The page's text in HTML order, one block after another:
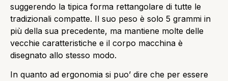
suggerendo la tipica forma rettangolare di tutte le
tradizionali compatte. Il suo peso è solo 5 grammi in
più della sua precedente, ma mantiene molte delle
vecchie caratteristiche e il corpo macchina è
disegnato allo stesso modo.
In quanto ad ergonomia si puo’ dire che per essere